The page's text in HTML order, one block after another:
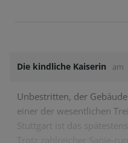
Die kindliche Kaiserin am
Unbestritten, der
einer der wesentlichen
Stuttgart ist das